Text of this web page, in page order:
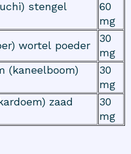
stengel
60
mg
wortel poeder
30
mg
(kaneelboom)
30
mg
zaad
30
mg